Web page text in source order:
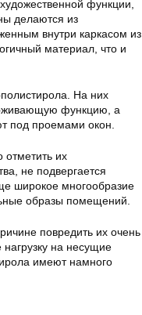
функции,
делаются из
внутри каркасом из
материал, что и
На них
функцию, а
под проемами окон.
отметить их
не подвергается
широкое многообразие
образы помещений.
повредить их очень
нагрузку на несущие
имеют намного